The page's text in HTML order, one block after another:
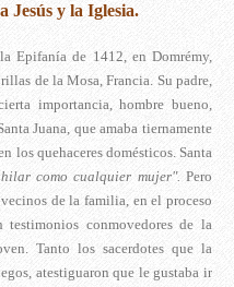
Jesús y la Iglesia.
Epifanía de 1412, en Domrémy,
de la Mosa, Francia. Su padre,
importancia, hombre bueno,
Juana, que amaba tiernamente
los quehaceres domésticos. Santa
como cualquier mujer". Pero
de la familia, en el proceso
conmovedores de la
Tanto los sacerdotes que la
atestiguaron que le gustaba ir